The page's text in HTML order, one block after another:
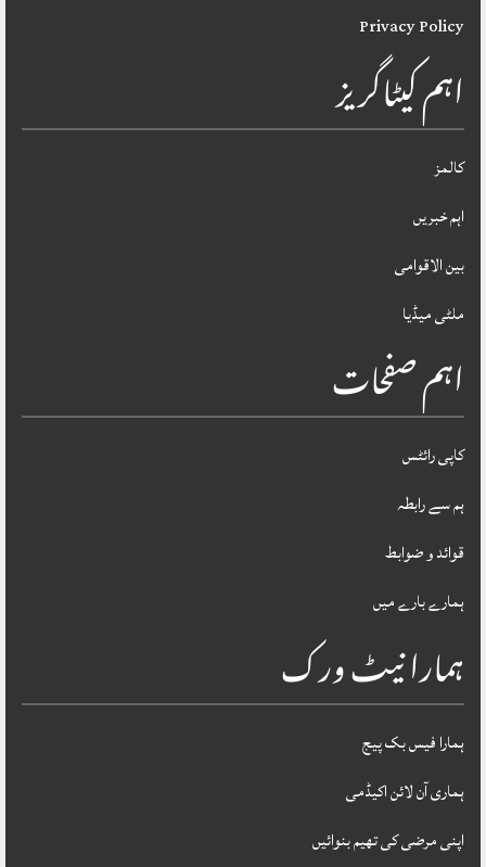
Privacy Policy
اہم کیٹاگریز
کالمز
اہم خبریں
بین الاقوامی
ملٹی میڈیا
اہم صفحات
کاپی رائٹس
ہم سے رابطہ
قوائد و ضوابط
ہمارے بارے میں
ہمارا نیٹ ورک
ہمارا فیس بک پیج
ہماری آن لائن اکیڈمی
اپنی مرضی کی تھیم بنوائیں